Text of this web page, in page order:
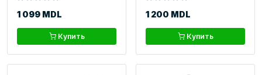
1 099 MDL
Купить
1 200 MDL
Купить